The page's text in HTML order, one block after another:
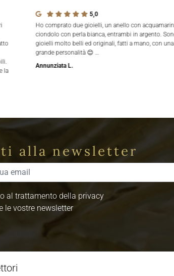
la
5,0
Ho comprato due gioielli, un anello con
ciondolo con perla bianca, entrambi in argento.
gioielli molto belli ed originali, fatti a mano, con una
grande personalità 😊 …
Annunziata L.
alla newsletter
al trattamento della privacy
le vostre newsletter